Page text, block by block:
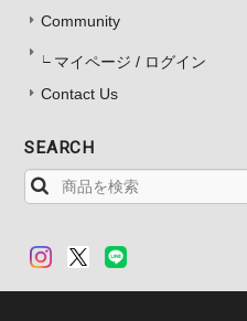
Community
マイページ / ログイン
Contact Us
SEARCH